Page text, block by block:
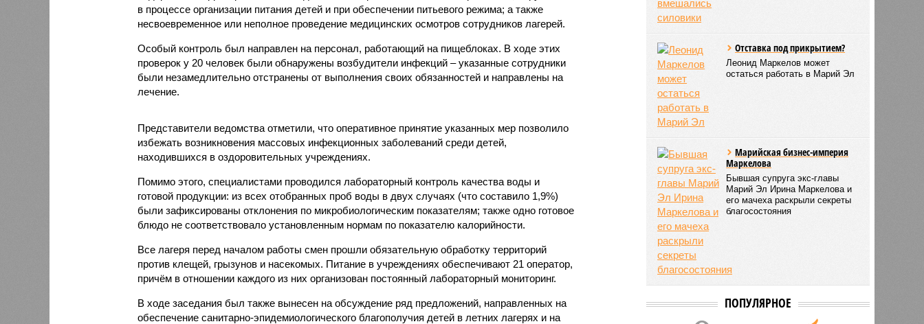
в процессе организации питания детей и при обеспечении питьевого режима; а также
несвоевременное или неполное проведение медицинских осмотров сотрудников лагерей.
Особый контроль был направлен на персонал, работающий на пищеблоках. В ходе этих
проверок у 20 человек были обнаружены возбудители инфекций – указанные сотрудники
были незамедлительно отстранены от выполнения своих обязанностей и направлены на
лечение.
Представители ведомства отметили, что оперативное принятие указанных мер позволило
избежать возникновения массовых инфекционных заболеваний среди детей,
находившихся в оздоровительных учреждениях.
Помимо этого, специалистами проводился лабораторный контроль качества воды и
готовой продукции: из всех отобранных проб воды в двух случаях (что составило 1,9%)
были зафиксированы отклонения по микробиологическим показателям; также одно готовое
блюдо не соответствовало установленным нормам по показателю калорийности.
Все лагеря перед началом работы смен прошли обязательную обработку территорий
против клещей, грызунов и насекомых. Питание в учреждениях обеспечивают 21 оператор,
причём в отношении каждого из них организован постоянный лабораторный мониторинг.
В ходе заседания был также вынесен на обсуждение ряд предложений, направленных на
обеспечение санитарно-эпидемиологического благополучия детей в летних лагерях и на
Отставка под прикрытием?
Леонид Маркелов может
остаться работать в Марий Эл
Марийская бизнес-империя
Маркелова
Бывшая супруга экс-главы
Марий Эл Ирина Маркелова и
его мачеха раскрыли секреты
благосостояния
ПОПУЛЯРНОЕ